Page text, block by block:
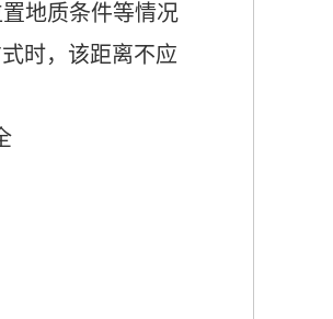
地质条件等情况
时，该距离不应